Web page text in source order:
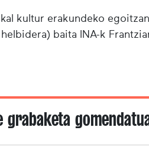
kultur erakundeko
helbidera) baita INA-k
grabaketa